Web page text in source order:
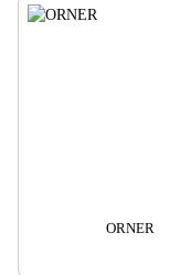
ORNER